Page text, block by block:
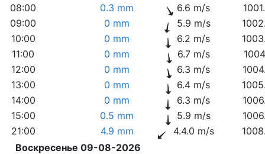
08:00
0.3 mm 6.6 m/s
09:00
0 mm 5.9 m/s
10:00
0 mm 6.2 m/s
11:00
0 mm 6.7 m/s
12:00
0 mm 6.3 m/s
13:00
0 mm 6.4 m/s
14:00
0 mm 6.3 m/s
15:00
0.5 mm 5.9 m/s
21:00
4.9 mm 4.4.0 m/s
Воскресенье 09-08-2026